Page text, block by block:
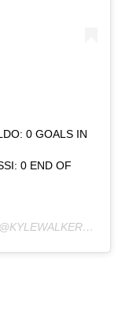
0 GOALS IN
0 END OF
ON